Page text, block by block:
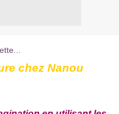
chez Nanou